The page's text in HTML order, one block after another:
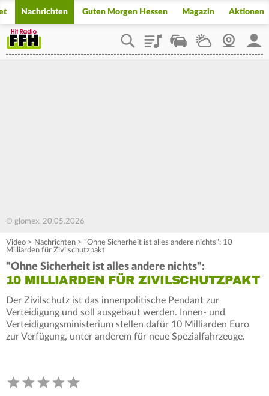
Nachrichten Guten Morgen Hessen Magazin Aktionen
PlaylistStaupilotWetterWebcam
© glomex, 20.05.2026
Video > Nachrichten > "Ohne Sicherheit ist alles andere nichts": 10
Milliarden für Zivilschutzpakt
"Ohne Sicherheit ist alles andere nichts":
10 MILLIARDEN FÜR ZIVILSCHUTZPAKT
Der Zivilschutz ist das innenpolitische Pendant zur
Verteidigung und soll ausgebaut werden. Innen- und
Verteidigungsministerium stellen dafür 10 Milliarden Euro
zur Verfügung, unter anderem für neue Spezialfahrzeuge.